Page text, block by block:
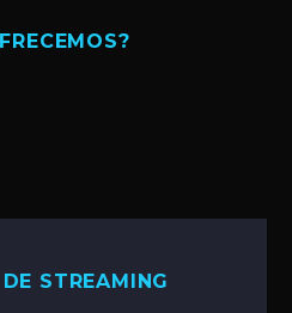
STREAMING